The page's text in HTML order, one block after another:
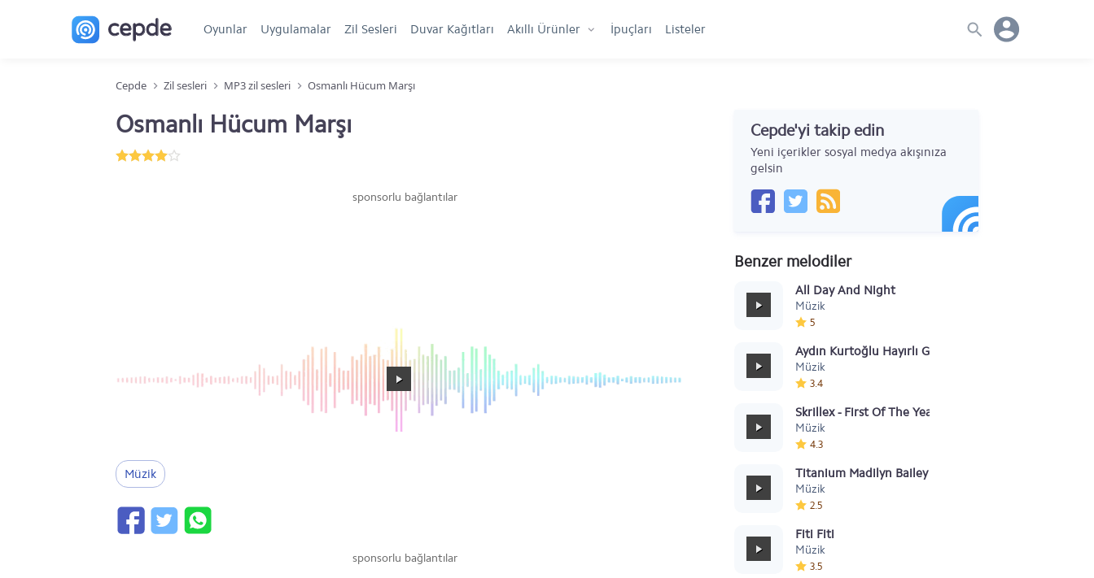
Oyunlar Uygulamalar Zil Sesleri Duvar Kağıtları Akıllı Ürünler İpuçları Listeler
Cepde Zil sesleri MP3 zil sesleri Osmanlı Hücum Marşı
Osmanlı Hücum Marşı
sponsorlu bağlantılar
Müzik
sponsorlu bağlantılar
Cepde'yi takip edin
Yeni içerikler sosyal medya akışınıza
gelsin
Benzer melodiler
All Day And Night
Müzik
5
Aydın Kurtoğlu Hayırlı Günler
Müzik
3.4
Skrillex - First Of The Year
Müzik
4.3
Titanium Madilyn Bailey
Müzik
2.5
Fiti Fiti
Müzik
3.5